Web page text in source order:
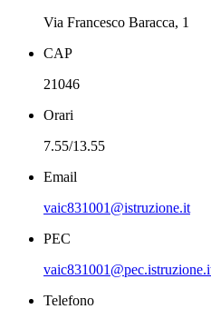
Via Francesco Baracca, 1
CAP
21046
Orari
7.55/13.55
Email
vaic831001@istruzione.it
PEC
Telefono